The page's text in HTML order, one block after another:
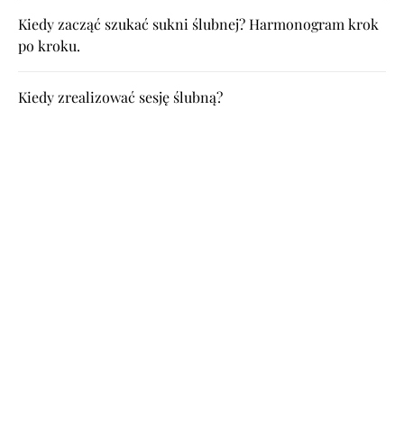
Kiedy zacząć szukać sukni ślubnej? Harmonogram krok
po kroku.
Kiedy zrealizować sesję ślubną?